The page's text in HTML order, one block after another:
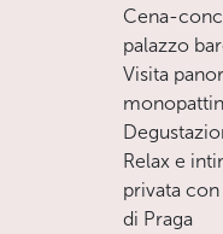
Cena-
palazzo
Visita
Relax e
privata
di Praga